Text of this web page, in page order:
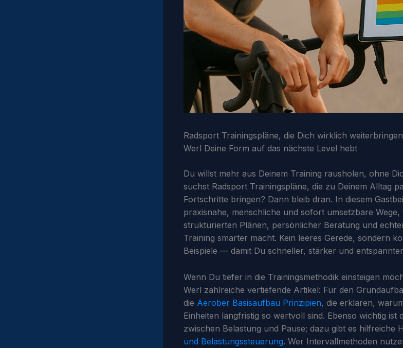
Radsport Trainingspläne, die Dich wirklich
Werl Deine Form auf das nächste Level hebt
Du willst mehr aus Deinem Training rausholen, ohne
suchst Radsport Trainingspläne, die zu Deinem Alltag
Fortschritte bringen? Dann bleib dran. In diesem
praxisnahe, menschliche und sofort umsetzbare Wege,
strukturierten Plänen, persönlicher Beratung und
Training smarter macht. Kein leeres Gerede, sondern
Beispiele — damit Du schneller, stärker und
Wenn Du tiefer in die Trainingsmethodik einsteigen
Werl zahlreiche vertiefende Artikel: Für den
die Aerober Basisaufbau Prinzipien, die erklären,
Einheiten langfristig so wertvoll sind. Ebenso wichtig ist
zwischen Belastung und Pause; dazu gibt es hilfreiche
und Belastungssteuerung. Wer Intervallmethoden